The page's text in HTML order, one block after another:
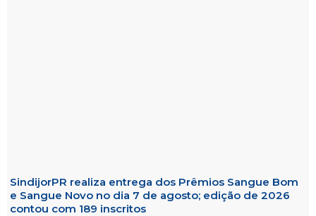
SindijorPR realiza entrega dos Prêmios Sangue Bom
e Sangue Novo no dia 7 de agosto; edição de 2026
contou com 189 inscritos